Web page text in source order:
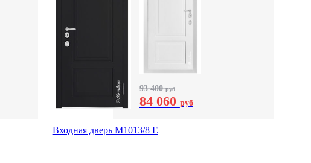
93 400руб
84 060 руб
Входная дверь М1013/8 E